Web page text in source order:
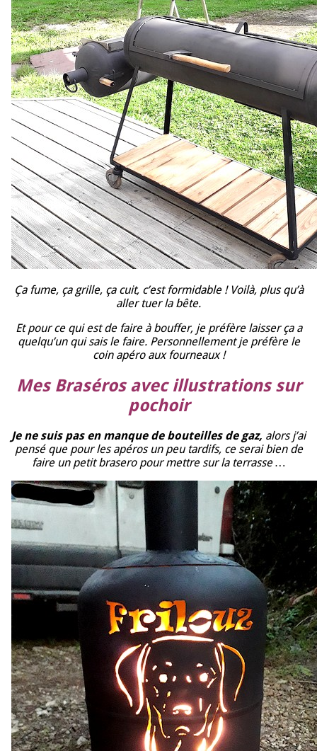
Ça fume, ça grille, ça cuit, c’est formidable ! Voilà, plus qu’à
aller tuer la bête.
Et pour ce qui est de faire à bouffer, je préfère laisser ça a
quelqu’un qui sais le faire. Personnellement je préfère le
coin apéro aux fourneaux !
Mes Braséros avec illustrations sur
pochoir
Je ne suis pas en manque de bouteilles de gaz, alors j’ai
pensé que pour les apéros un peu tardifs, ce serai bien de
faire un petit brasero pour mettre sur la terrasse …